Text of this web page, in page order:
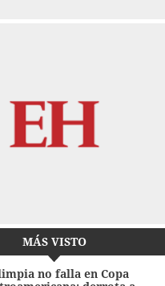
MÁS VISTO
no falla en Copa